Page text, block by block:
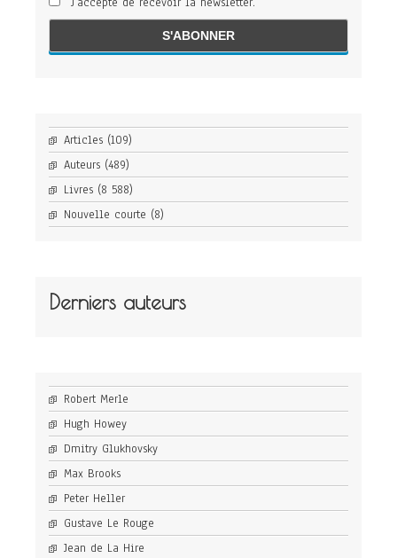
Articles (109)
Auteurs (489)
Livres (8 588)
Nouvelle courte (8)
Derniers auteurs
Robert Merle
Hugh Howey
Dmitry Glukhovsky
Max Brooks
Peter Heller
Gustave Le Rouge
Jean de La Hire